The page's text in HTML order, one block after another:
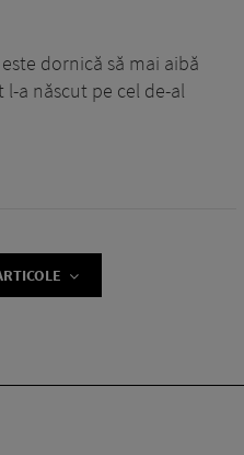
dornică să mai aibă
a născut pe cel de-al